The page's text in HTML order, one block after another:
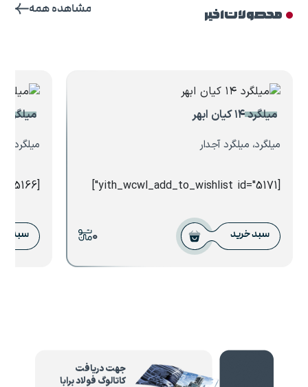
محصولات اخیر مشاهده همه
میلگرد ۱۴ کیان ابهر
میلگرد، میلگرد آجدار
[yith_wcwl_add_to_wishlist id="5171"]
سبد خرید 0
میلگرد ۳۲ بافق یزد
میلگرد،
[yith_wcwl_add_to_wishlist id="5166"]
سبد
جهت دریافت
کاتالوگ فولاد برابا